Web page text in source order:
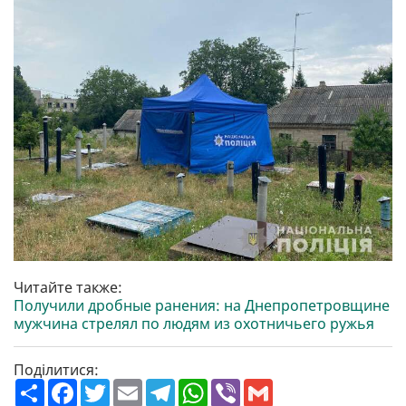
Читайте также:
Получили дробные ранения: на Днепропетровщине
мужчина стрелял по людям из охотничьего ружья
Поділитися:
П
о
F
a
T
w
E
m
T
e
W
h
V